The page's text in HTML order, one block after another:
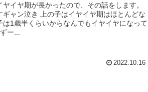
イヤ期が長かったので、その話をします。
イヤ期はほとんどな
1歳半くらいからなんでもイヤイヤになって
ー...
2022.10.16